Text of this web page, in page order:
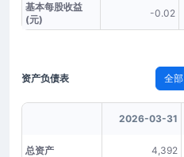
基本每股收益
(元)
-0.02
资产负债表 全部
2026-03-31
总资产 4,392